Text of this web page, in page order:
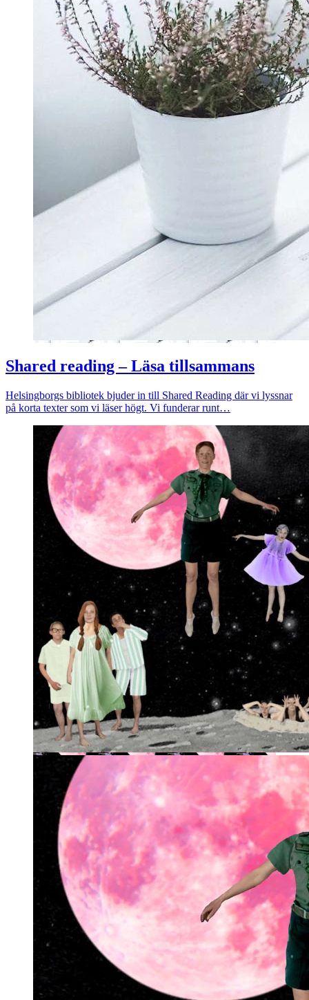
Shared reading – Läsa tillsammans
Helsingborgs bibliotek bjuder in till Shared Reading där vi lyssnar
på korta texter som vi läser högt. Vi funderar runt…